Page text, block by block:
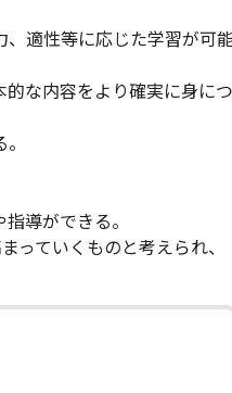
、適性等に応じた学習が可
的な内容をより確実に身につ
導ができる。
っていくものと考えられ、